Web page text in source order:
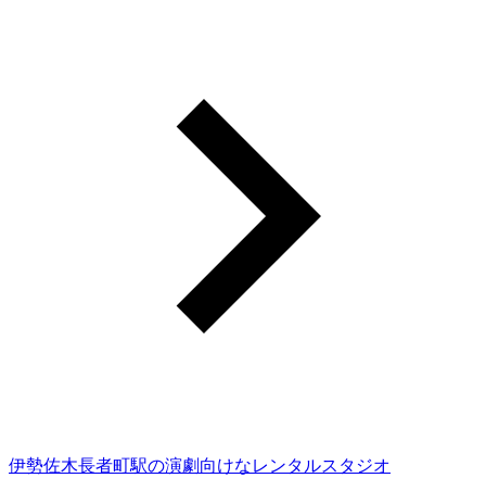
伊勢佐木長者町駅の演劇向けなレンタルスタジオ